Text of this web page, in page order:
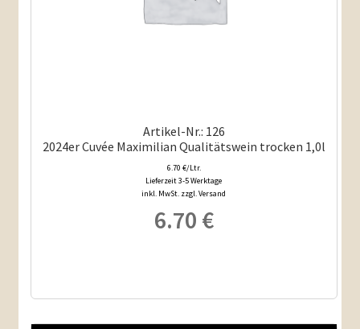
Artikel-Nr.: 126
2024er Cuvée Maximilian Qualitätswein trocken 1,0l
6.70 €/Ltr.
Lieferzeit 3-5 Werktage
inkl. MwSt. zzgl. Versand
6.70 €